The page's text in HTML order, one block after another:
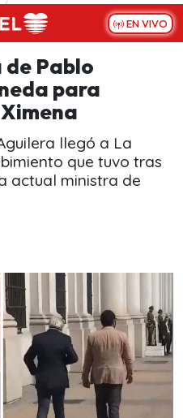
EN VIVO
Pablo
para
llegó a La
que tuvo tras
actual ministra de